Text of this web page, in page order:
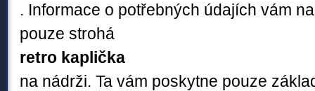
. Informace o potřebných údajích vám
pouze strohá
retro kaplička
na nádrži. Ta vám poskytne pouze